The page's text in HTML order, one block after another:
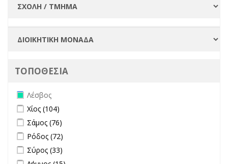
ΤΟΠΟΘΕΣΙΑ
Remove Λέσβος filter
Λέσβος
Apply Χίος filter
Χίος (104)
Apply Σάμος filter
Σάμος (76)
Apply Ρόδος filter
Ρόδος (72)
Apply Σύρος filter
Σύρος (33)
Apply Λήμνος filter